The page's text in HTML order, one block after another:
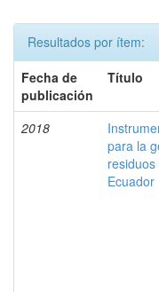
Resultados por ítem:
Fecha de
publicación
Título
2018
para la
Ecuador